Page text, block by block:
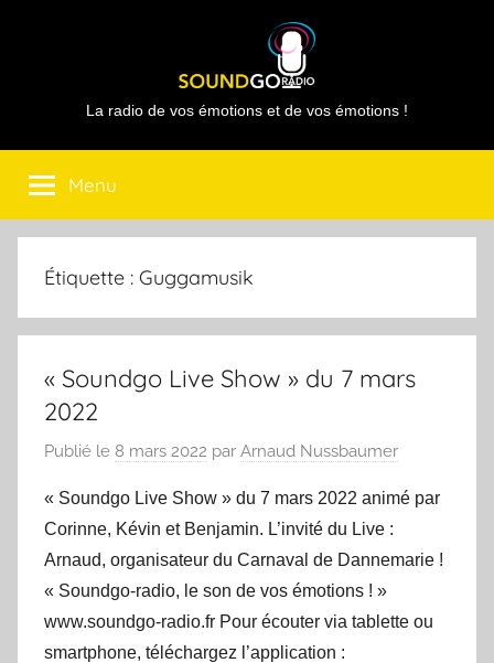
Sound
Go
Radio
La radio de vos émotions et de vos émotions !
Menu
Étiquette : Guggamusik
« Soundgo Live Show » du 7 mars
2022
Publié le 8 mars 2022 par Arnaud Nussbaumer
« Soundgo Live Show » du 7 mars 2022 animé par
Corinne, Kévin et Benjamin. L’invité du Live :
Arnaud, organisateur du Carnaval de Dannemarie !
« Soundgo-radio, le son de vos émotions ! »
www.soundgo-radio.fr Pour écouter via tablette ou
smartphone, téléchargez l’application :